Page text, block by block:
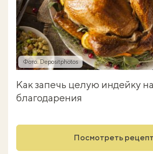
Фото: Depositphotos
Как запечь целую индейку
благодарения
Посмотреть рецепт